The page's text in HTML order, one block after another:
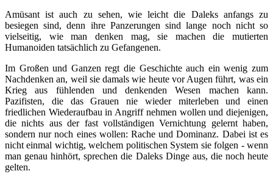
Amüsant ist auch zu sehen, wie leicht die Daleks anfangs zu
besiegen sind, denn ihre Panzerungen sind lange noch nicht so
vielseitig, wie man denken mag, sie machen die mutierten
Humanoiden tatsächlich zu Gefangenen.
Im Großen und Ganzen regt die Geschichte auch ein wenig zum
Nachdenken an, weil sie damals wie heute vor Augen führt, was ein
Krieg aus fühlenden und denkenden Wesen machen kann.
Pazifisten, die das Grauen nie wieder miterleben und einen
friedlichen Wiederaufbau in Angriff nehmen wollen und diejenigen,
die nichts aus der fast vollständigen Vernichtung gelernt haben,
sondern nur noch eines wollen: Rache und Dominanz. Dabei ist es
nicht einmal wichtig, welchem politischen System sie folgen - wenn
man genau hinhört, sprechen die Daleks Dinge aus, die noch heute
gelten.